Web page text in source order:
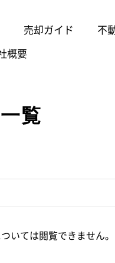
売却ガイド 不
概要
覧
いては閲覧できません。